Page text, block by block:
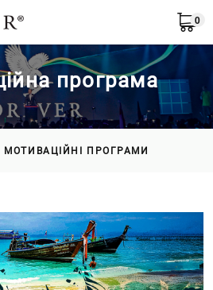
0
програма
МОТИВАЦІЙНІ ПРОГРАМИ